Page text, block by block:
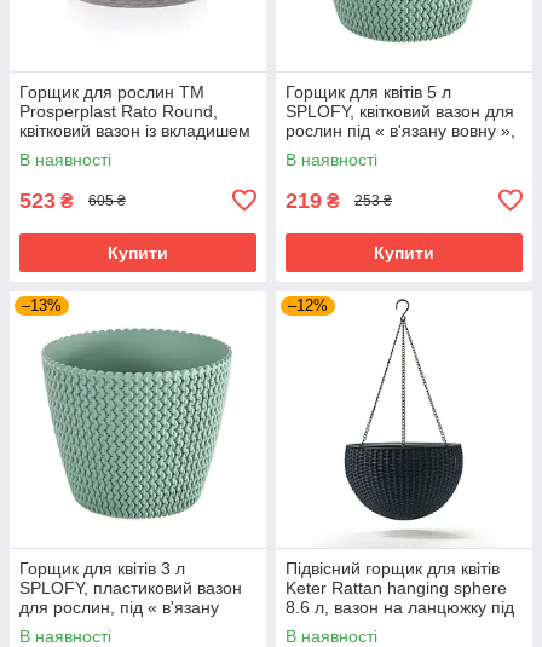
Горщик для рослин TM
Prosperplast Rato Round,
квітковий вазон із вкладишем
пластиковий 7,5/8,7 л,
Бежевий
В наявності
523 ₴ 605 ₴
Купити
Горщик для квітів 5 л
SPLOFY, квітковий вазон для
рослин під « в'язану вовну »,
бірюзовий
В наявності
219 ₴ 253 ₴
Купити
–13%
Горщик для квітів 3 л
SPLOFY, пластиковий вазон
для рослин, під « в'язану
вовну », бірюзовий
В наявності
–12%
Підвісний горщик для квітів
Keter Rattan hanging sphere
8.6 л, вазон на ланцюжку під
ротанг, антрацит
В наявності